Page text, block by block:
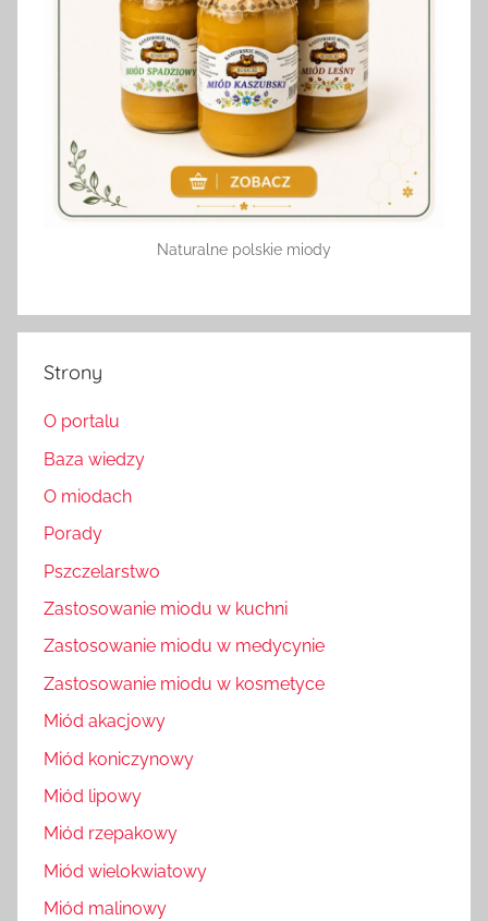
Naturalne polskie miody
Strony
O portalu
Baza wiedzy
O miodach
Porady
Pszczelarstwo
Zastosowanie miodu w kuchni
Zastosowanie miodu w medycynie
Zastosowanie miodu w kosmetyce
Miód akacjowy
Miód koniczynowy
Miód lipowy
Miód rzepakowy
Miód wielokwiatowy
Miód malinowy